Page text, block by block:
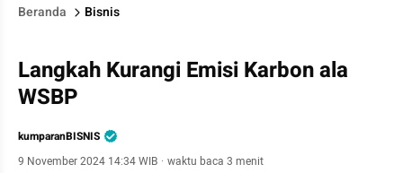
Beranda Bisnis
Langkah Kurangi Emisi Karbon ala
WSBP
kumparanBISNIS
9 November 2024 14:34 WIB · waktu baca 3 menit